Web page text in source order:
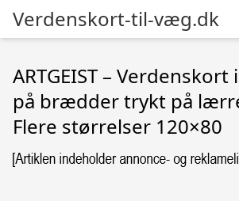
Verdenskort-til-væg.dk
ARTGEIST –
på brædder trykt på
Flere størrelser 120×80